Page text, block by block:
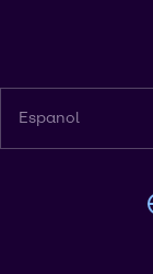
Espanol